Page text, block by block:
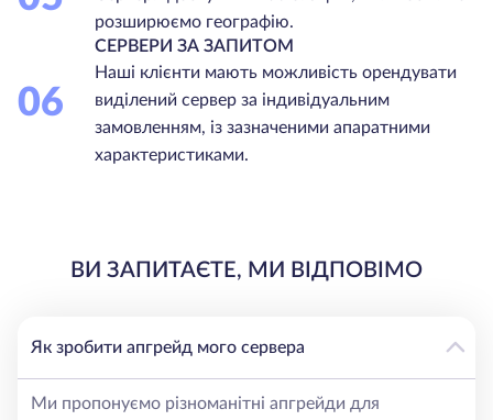
розширюємо географію.
06
СЕРВЕРИ ЗА ЗАПИТОМ
Наші клієнти мають можливість орендувати
виділений сервер за індивідуальним
замовленням, із зазначеними апаратними
характеристиками.
ВИ ЗАПИТАЄТЕ, МИ ВІДПОВІМО
Як зробити апгрейд мого сервера
Ми пропонуємо різноманітні апгрейди для